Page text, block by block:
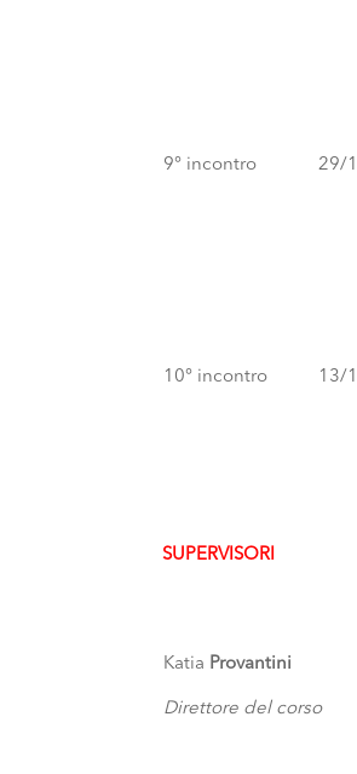
9° incontro 29/
10° incontro 13/
SUPERVISORI
Katia Provantini
Direttore del corso